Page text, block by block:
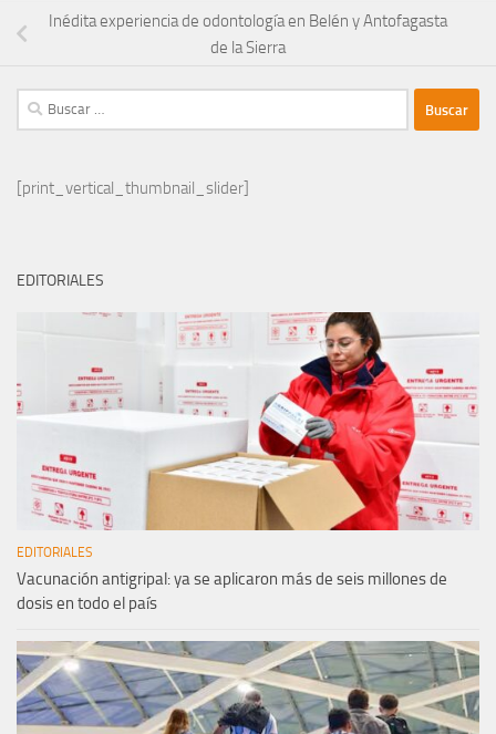
Inédita experiencia de odontología en Belén y Antofagasta
de la Sierra
Buscar:
[print_vertical_thumbnail_slider]
EDITORIALES
EDITORIALES
Vacunación antigripal: ya se aplicaron más de seis millones de
dosis en todo el país